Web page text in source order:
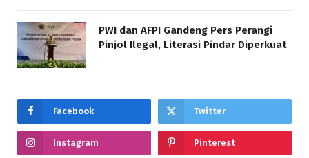
PWI dan AFPI Gandeng Pers Perangi
Pinjol Ilegal, Literasi Pindar Diperkuat
Facebook Twitter
Instagram Pinterest